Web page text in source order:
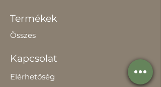
Termékek
Összes
Kapcsolat
Elérhetőség